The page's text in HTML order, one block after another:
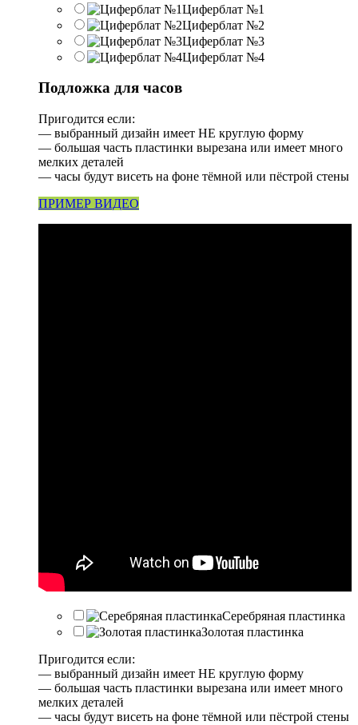
Циферблат №1
Циферблат №2
Циферблат №3
Циферблат №4
Подложка для часов
Пригодится если:
— выбранный дизайн имеет НЕ круглую форму
— большая часть пластинки вырезана или имеет много
мелких деталей
— часы будут висеть на фоне тёмной или пёстрой стены
ПРИМЕР ВИДЕО
Серебряная пластинка
Золотая пластинка
Пригодится если:
— выбранный дизайн имеет НЕ круглую форму
— большая часть пластинки вырезана или имеет много
мелких деталей
— часы будут висеть на фоне тёмной или пёстрой стены